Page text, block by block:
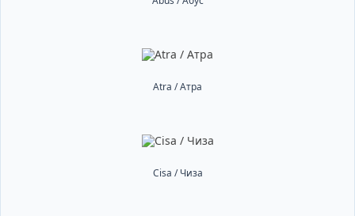
Atra / Атра
Cisa / Чиза